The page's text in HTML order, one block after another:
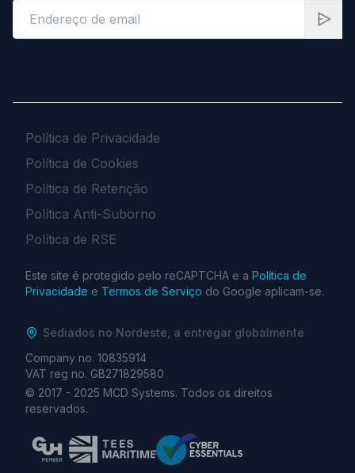
Política de Privacidade
Política de Cookies
Política de Retenção
Política Anti-Suborno
Política de RSE
Este site é protegido pelo reCAPTCHA e a Política de
Privacidade e Termos de Serviço do Google aplicam-se.
Sediados no Nordeste, a entregar globalmente
Company no. 10835914
VAT reg no. GB271829580
© 2017 - 2025 MCD Systems. Todos os direitos
reservados.